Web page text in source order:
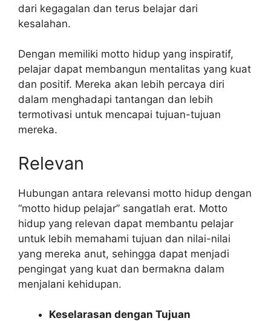
dari kegagalan dan terus belajar dari
kesalahan.
Dengan memiliki motto hidup yang inspiratif,
pelajar dapat membangun mentalitas yang kuat
dan positif. Mereka akan lebih percaya diri
dalam menghadapi tantangan dan lebih
termotivasi untuk mencapai tujuan-tujuan
mereka.
Relevan
Hubungan antara relevansi motto hidup dengan
“motto hidup pelajar” sangatlah erat. Motto
hidup yang relevan dapat membantu pelajar
untuk lebih memahami tujuan dan nilai-nilai
yang mereka anut, sehingga dapat menjadi
pengingat yang kuat dan bermakna dalam
menjalani kehidupan.
Keselarasan dengan Tujuan